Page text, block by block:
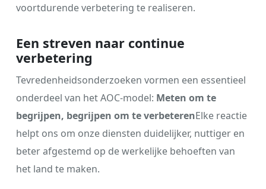
voortdurende verbetering te realiseren.
Een streven naar continue
verbetering
Tevredenheidsonderzoeken vormen een essentieel
onderdeel van het AOC-model: Meten om te
begrijpen, begrijpen om te verbeterenElke reactie
helpt ons om onze diensten duidelijker, nuttiger en
beter afgestemd op de werkelijke behoeften van
het land te maken.